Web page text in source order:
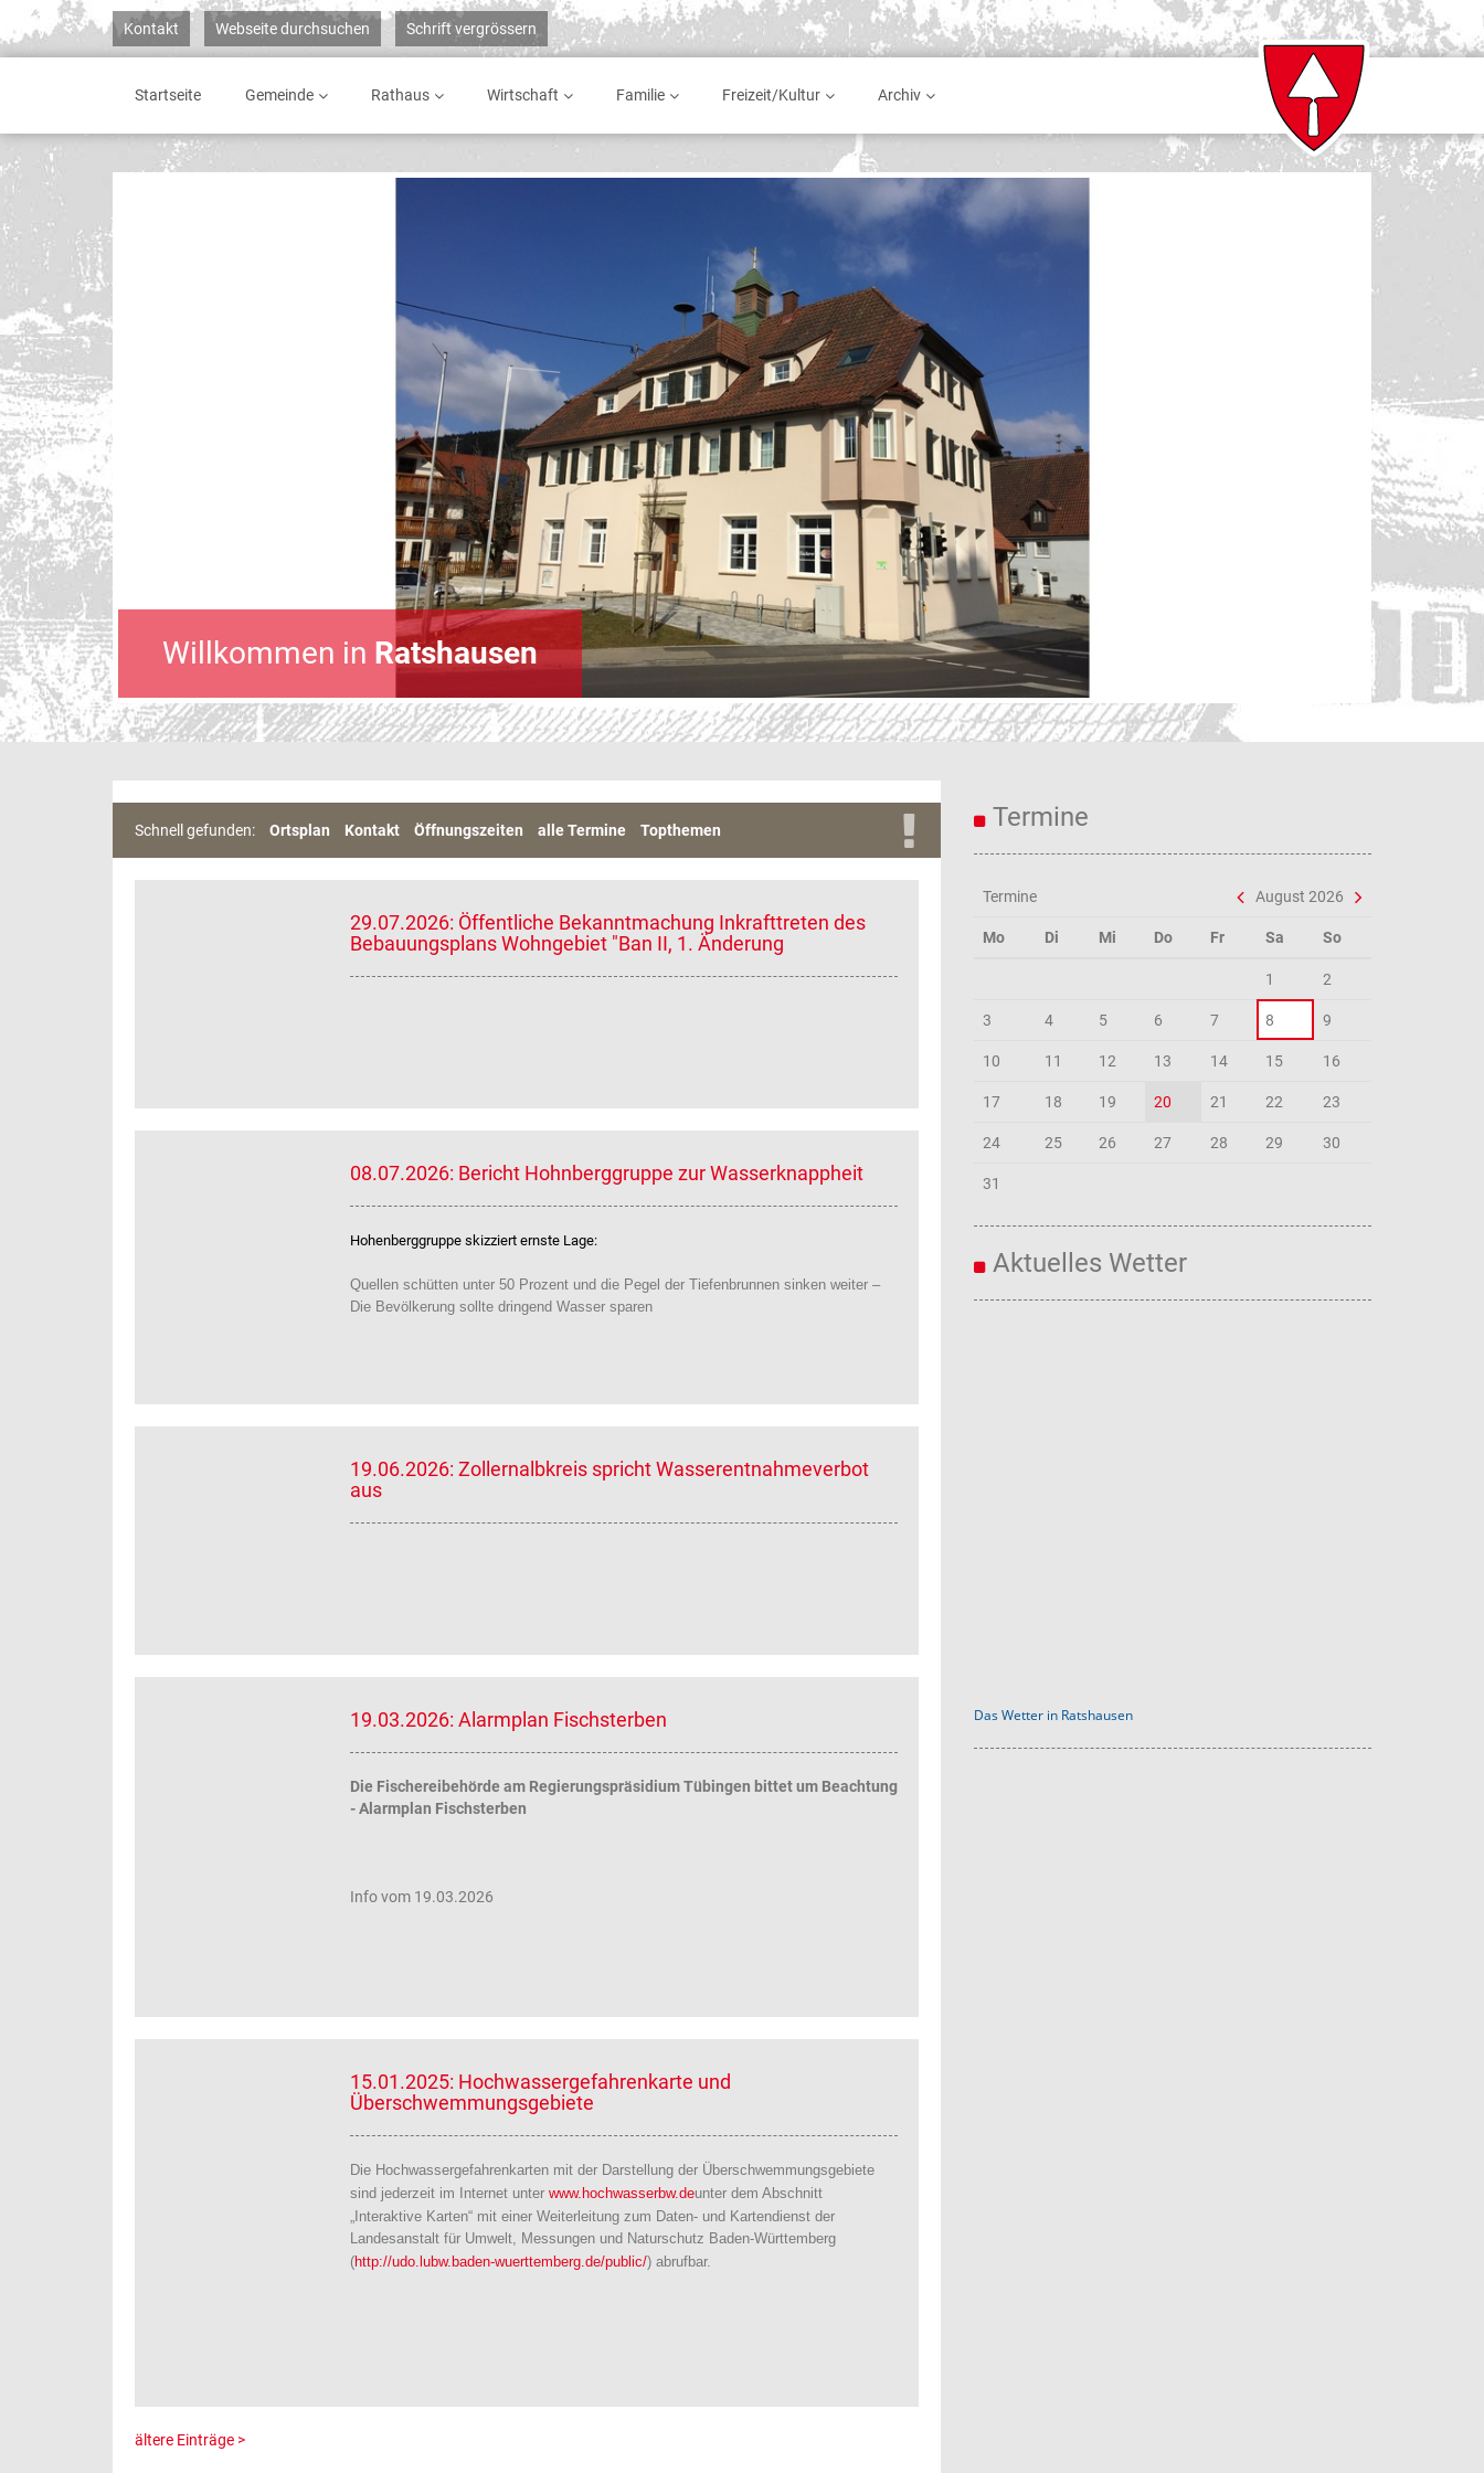
Kontakt Webseite durchsuchen Schrift vergrössern
Startseite Gemeinde Rathaus Wirtschaft Familie Freizeit/Kultur Archiv
Willkommen in Ratshausen
Schnell gefunden: Ortsplan Kontakt Öffnungszeiten alle Termine Topthemen
29.07.2026: Öffentliche Bekanntmachung Inkrafttreten des
Bebauungsplans Wohngebiet "Ban II, 1. Änderung
08.07.2026: Bericht Hohnberggruppe zur Wasserknappheit
Hohenberggruppe skizziert ernste Lage:
Quellen schütten unter 50 Prozent und die Pegel der Tiefenbrunnen sinken weiter –
Die Bevölkerung sollte dringend Wasser sparen
19.06.2026: Zollernalbkreis spricht Wasserentnahmeverbot
aus
19.03.2026: Alarmplan Fischsterben
Die Fischereibehörde am Regierungspräsidium Tübingen bittet um Beachtung
- Alarmplan Fischsterben
Info vom 19.03.2026
15.01.2025: Hochwassergefahrenkarte und
Überschwemmungsgebiete
Die Hochwassergefahrenkarten mit der Darstellung der Überschwemmungsgebiete
sind jederzeit im Internet unter www.hochwasserbw.deunter dem Abschnitt
„Interaktive Karten“ mit einer Weiterleitung zum Daten- und Kartendienst der
Landesanstalt für Umwelt, Messungen und Naturschutz Baden-Württemberg
(http://udo.lubw.baden-wuerttemberg.de/public/) abrufbar.
ältere Einträge >
Termine
Termine August 2026
Mo Di Mi Do Fr Sa So
1 2
3 4 5 6 7 8 9
10 11 12 13 14 15 16
17 18 19 20 21 22 23
24 25 26 27 28 29 30
31
Aktuelles Wetter
Das Wetter in Ratshausen